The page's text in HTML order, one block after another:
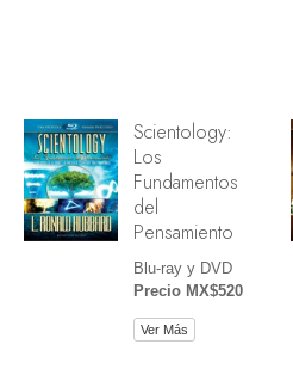
Scientology:
Los
Fundamentos
del
Pensamiento
Blu-ray y DVD
Precio MX$520
Ver Más